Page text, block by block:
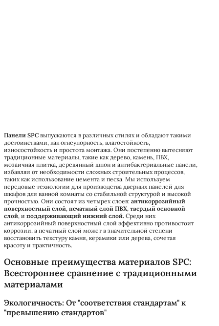
Панели SPC выпускаются в различных стилях и обладают такими
достоинствами, как огнеупорность, влагостойкость,
износостойкость и простота монтажа. Они постепенно вытесняют
традиционные материалы, такие как дерево, камень, ПВХ,
мозаичная плитка, деревянный шпон и антибактериальные панели,
избавляя от необходимости сложных строительных процессов,
таких как использование цемента и песка. Мы используем
передовые технологии для производства дверных панелей для
шкафов для ванной комнаты со стабильной структурой и высокой
прочностью. Они состоят из четырех слоев: антикоррозийный
поверхностный слой, печатный слой ПВХ, твердый основной
слой, и поддерживающий нижний слой. Среди них
антикоррозийный поверхностный слой эффективно противостоит
коррозии, а печатный слой может в значительной степени
восстановить текстуру камня, керамики или дерева, сочетая
красоту и практичность.
Основные преимущества материалов SPC:
Всестороннее сравнение с традиционными
материалами
Экологичность: От "соответствия стандартам" к
"превышению стандартов"